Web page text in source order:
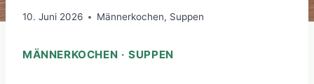
10. Juni 2026 Männerkochen, Suppen
MÄNNERKOCHEN · SUPPEN